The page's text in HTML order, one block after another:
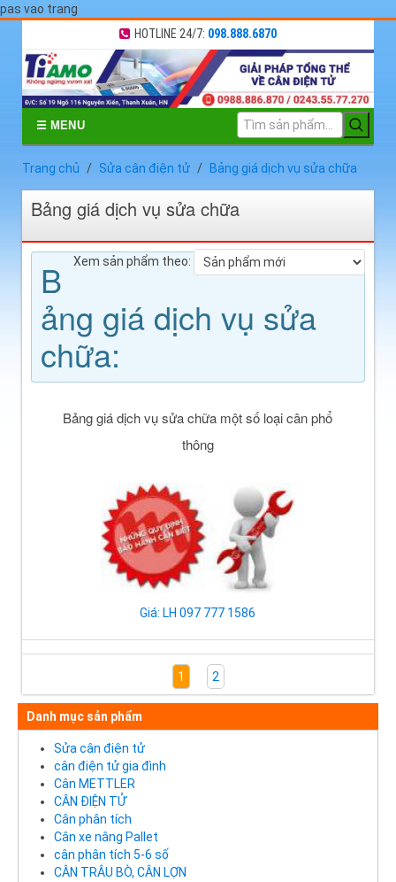
pas vao trang
HOTLINE 24/7: 098.888.6870
☰ MENU
Trang chủ Sửa cân điện tử Bảng giá dịch vụ sửa chữa
Bảng giá dịch vụ sửa chữa
Xem sản phẩm theo:
B
ảng giá dịch vụ sửa
chữa:
Bảng giá dịch vụ sửa chữa một số loại cân phổ
thông
Giá: LH 097 777 1586
1 2
Danh mục sản phẩm
Sửa cân điện tử
cân điện tử gia đình
Cân METTLER
CÂN ĐIỆN TỬ
Cân phân tích
Cân xe nâng Pallet
cân phân tích 5-6 số
CÂN TRÂU BÒ, CÂN LỢN